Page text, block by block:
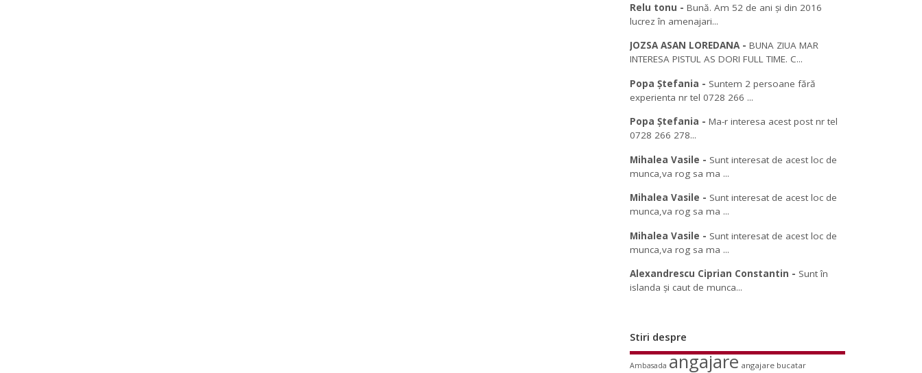
Relu tonu -Bună. Am 52 de ani și din 2016
lucrez în amenajari...
JOZSA ASAN LOREDANA-BUNA ZIUA MAR
INTERESA PISTUL AS DORI FULL TIME. C...
Popa Ștefania - Suntem 2 persoane fără
experienta nr tel 0728 266 ...
Popa Ștefania -Ma-r interesa acest post nr tel
0728 266 278...
Mihalea Vasile - Sunt interesat de acest loc de
munca,va rog sa ma ...
Mihalea Vasile - Sunt interesat de acest loc de
munca,va rog sa ma ...
Mihalea Vasile - Sunt interesat de acest loc de
munca,va rog sa ma ...
Alexandrescu Ciprian Constantin - Sunt în
islanda și caut de munca...
Stiri despre
Ambasada angajare angajare bucatar